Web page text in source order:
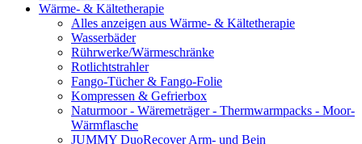
Wärme- & Kältetherapie
Alles anzeigen aus Wärme- & Kältetherapie
Wasserbäder
Rührwerke/Wärmeschränke
Rotlichtstrahler
Fango-Tücher & Fango-Folie
Kompressen & Gefrierbox
Naturmoor - Wäremeträger - Thermwarmpacks - Moor-
Wärmflasche
JUMMY DuoRecover Arm- und Bein